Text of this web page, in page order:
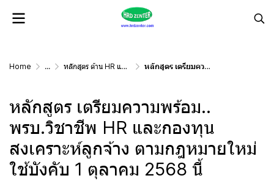
Home ... หลักสูตร ด้าน HR และ กฏหมายแรงงาน หลักสูตร เตรียมความพร้อม.. พรบ.วิชาชีพ HR และกองทุนสงเคราะห์ลูกจ้าง ตามกฎหมายใหม่ ใช้บังคับ 1 ตุลาคม 2568 นี้
หลักสูตร เตรียมความพร้อม..
พรบ.วิชาชีพ HR และกองทุน
สงเคราะห์ลูกจ้าง ตามกฎหมายใหม่
ใช้บังคับ 1 ตุลาคม 2568 นี้